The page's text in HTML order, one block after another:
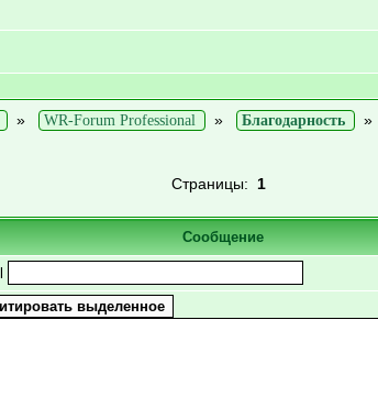
» WR-Forum Professional » Благодарность »
Страницы: 1
Сообщение